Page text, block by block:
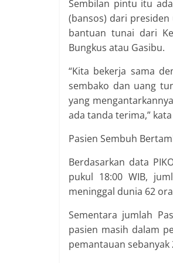
Sembilan pintu itu
(bansos) dari
bantuan tunai dari
Bungkus atau Gasibu.
“Kita bekerja sama
sembako dan uang
yang
ada tanda terima,”
Pasien Sembuh
Berdasarkan data
pukul 18:00 WIB,
meninggal dunia 62
Sementara jumlah
pasien masih dalam
pemantauan